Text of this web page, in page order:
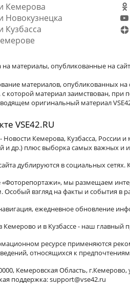
Кемерова
Новокузнецка
Кузбасса
на материалы, опубликованные на
материалов, опубликованных на
с которой материал заимствован,
оригинальный материал
VSE42.RU
- Новости Кемерова, Кузбасса,
и др.) плюс выборка самых важных и
дублируются в социальных
«Фоторепортажи», мы размещаем
Особый взгляд на факты и события в
ежедневное обновление
Кемерово и в Кузбассе - наш главный
ресурсе применяются
относящихся к
Кемеровская Область, г.Кемерово,
поддержка: support@vse42.ru